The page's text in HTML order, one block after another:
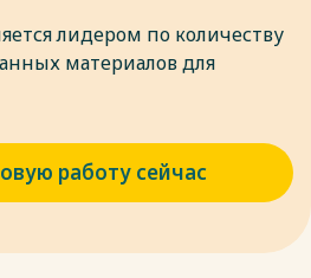
лидером по количеству
материалов для
работу сейчас